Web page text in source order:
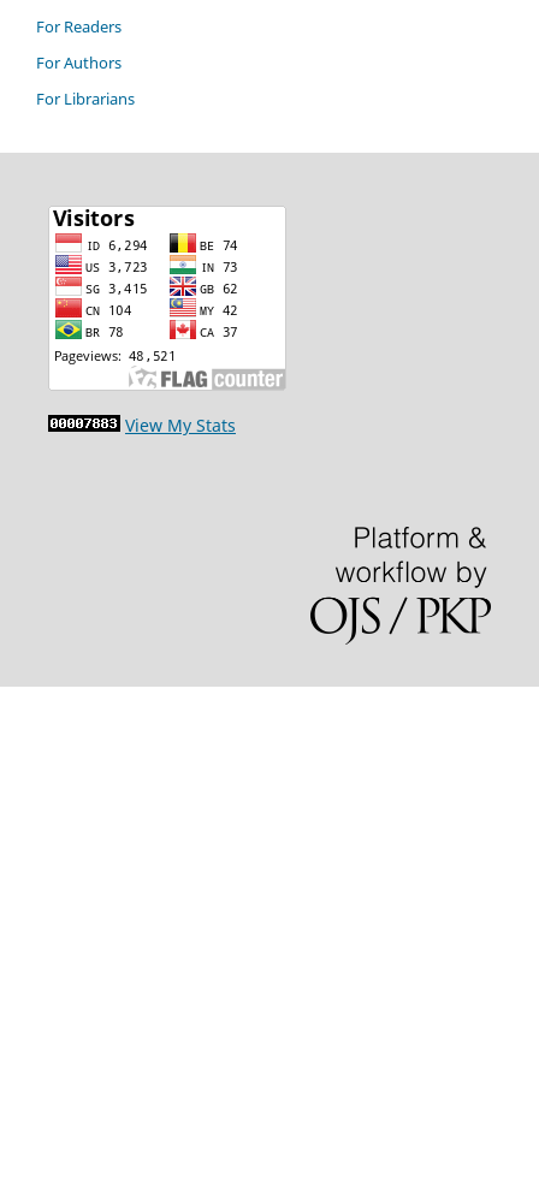
For Readers
For Authors
For Librarians
View My Stats